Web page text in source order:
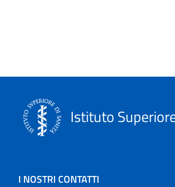
Istituto
I NOSTRI CONTATTI